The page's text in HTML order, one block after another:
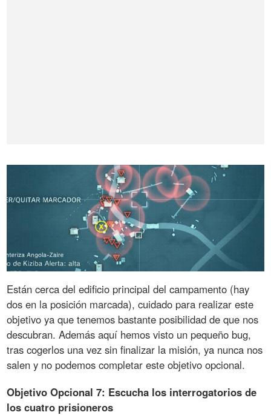
Están cerca del edificio principal del campamento (hay
dos en la posición marcada), cuidado para realizar este
objetivo ya que tenemos bastante posibilidad de que nos
descubran. Además aquí hemos visto un pequeño bug,
tras cogerlos una vez sin finalizar la misión, ya nunca nos
salen y no podemos completar este objetivo opcional.
Objetivo Opcional 7: Escucha los interrogatorios de
los cuatro prisioneros